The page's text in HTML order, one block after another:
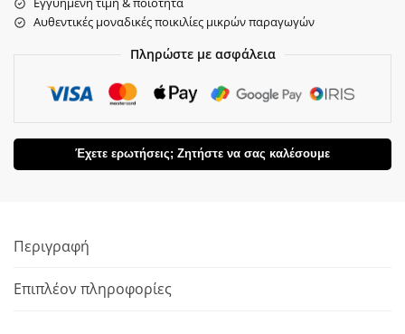
Αυθεντικές μοναδικές ποικιλίες μικρών παραγωγών
Πληρώστε με ασφάλεια
Έχετε ερωτήσεις; Ζητήστε να σας καλέσουμε
Περιγραφή
Επιπλέον πληροφορίες